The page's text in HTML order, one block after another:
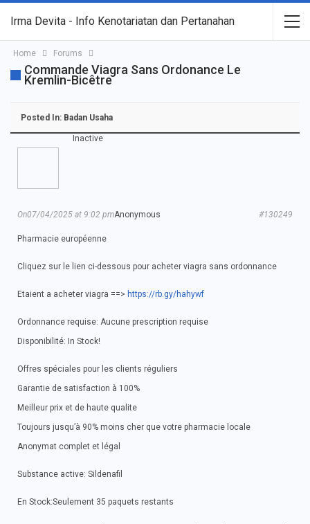
Irma Devita - Info Kenotariatan dan Pertanahan
Home Forums
Commande Viagra Sans Ordonance Le
Kremlin-Bicêtre
Posted In: Badan Usaha
Inactive
Anonymous
On07/04/2025 at 9:02 pm #130249
Pharmacie européenne
Cliquez sur le lien ci-dessous pour acheter viagra sans ordonnance
Etaient a acheter viagra ==> https://rb.gy/hahywf
Ordonnance requise: Aucune prescription requise
Disponibilité: In Stock!
Offres spéciales pour les clients réguliers
Garantie de satisfaction à 100%
Meilleur prix et de haute qualite
Toujours jusqu’à 90% moins cher que votre pharmacie locale
Anonymat complet et légal
Substance active: Sildenafil
En Stock:Seulement 35 paquets restants